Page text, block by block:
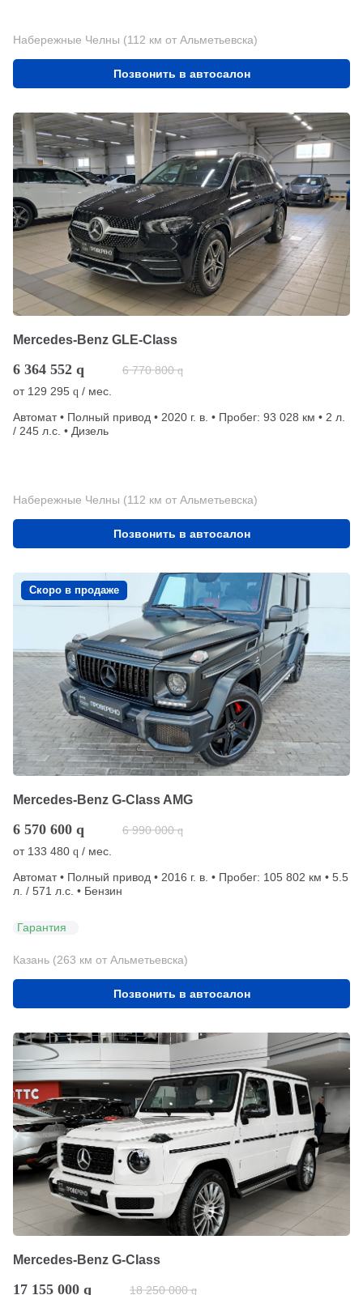
Набережные Челны (112 км от Альметьевска)
Позвонить в автосалон
Mercedes-Benz GLE-Class
6 364 552 q 6 770 800 q
от 129 295 q / мес.
Автомат • Полный привод • 2020 г. в. • Пробег: 93 028 км • 2 л.
/ 245 л.с. • Дизель
Набережные Челны (112 км от Альметьевска)
Позвонить в автосалон
Скоро в продаже
Mercedes-Benz G-Class AMG
6 570 600 q 6 990 000 q
от 133 480 q / мес.
Автомат • Полный привод • 2016 г. в. • Пробег: 105 802 км • 5.5
л. / 571 л.с. • Бензин
Гарантия
Казань (263 км от Альметьевска)
Позвонить в автосалон
Mercedes-Benz G-Class
17 155 000 q 18 250 000 q